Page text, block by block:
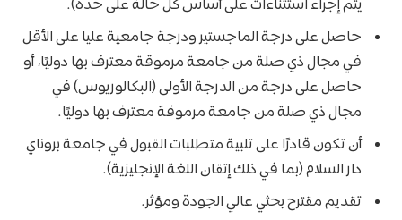
يتم إجراء استثناءات على أساس كل حالة على حدة).
حاصل على درجة الماجستير ودرجة جامعية عليا على الأقل
في مجال ذي صلة من جامعة مرموقة معترف بها دوليًا، أو
حاصل على درجة من الدرجة الأولى (البكالوريوس) في
مجال ذي صلة من جامعة مرموقة معترف بها دوليًا.
أن تكون قادرًا على تلبية متطلبات القبول في جامعة بروناي
دار السلام (بما في ذلك إتقان اللغة الإنجليزية).
تقديم مقترح بحثي عالي الجودة ومؤثر.